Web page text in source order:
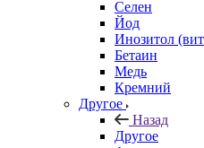
Селен
Йод
Инозитол
Бетаин
Медь
Кремний
Другое
Назад
Другое